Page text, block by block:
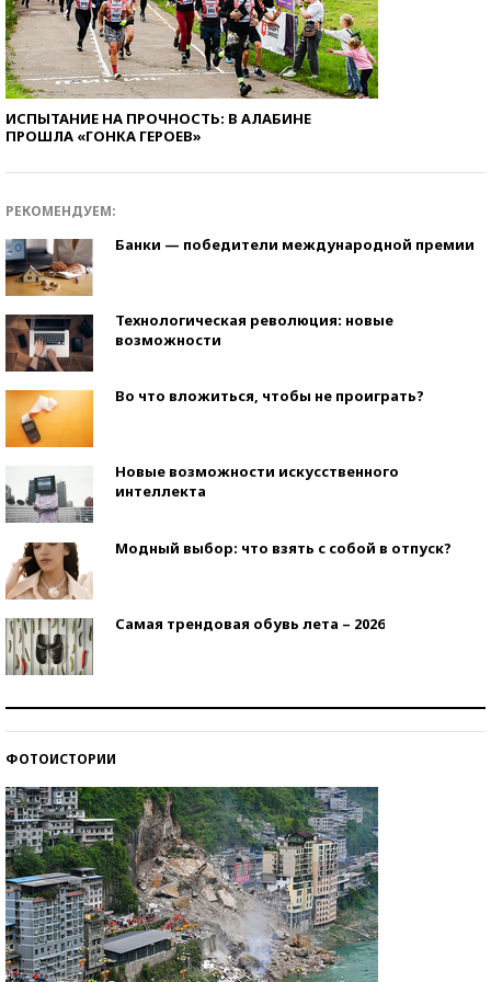
ИСПЫТАНИЕ НА ПРОЧНОСТЬ: В АЛАБИНЕ
ПРОШЛА «ГОНКА ГЕРОЕВ»
РЕКОМЕНДУЕМ:
Банки — победители международной премии
Технологическая революция: новые
возможности
Во что вложиться, чтобы не проиграть?
Новые возможности искусственного
интеллекта
Модный выбор: что взять с собой в отпуск?
Самая трендовая обувь лета – 2026
ФОТОИСТОРИИ